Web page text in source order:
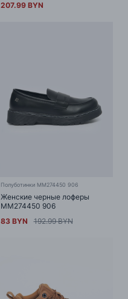
207.99 BYN
Полуботинки MM274450 906
Женские черные лоферы
MM274450 906
83 BYN
192.99 BYN